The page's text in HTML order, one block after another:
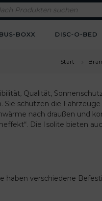
BUS-BOXX DISC-O-BED
Start
Qualität,
schützen die
nach draußen und
Die Isolite bieten
haben verschiedene